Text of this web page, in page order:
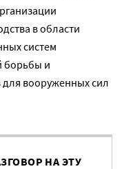
в области
систем
борьбы и
вооруженных сил
НА ЭТУ